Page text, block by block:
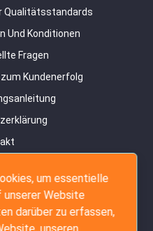
Qualitätsstandards
Und Konditionen
Fragen
Kundenerfolg
um essentielle
unserer Website
darüber zu erfassen,